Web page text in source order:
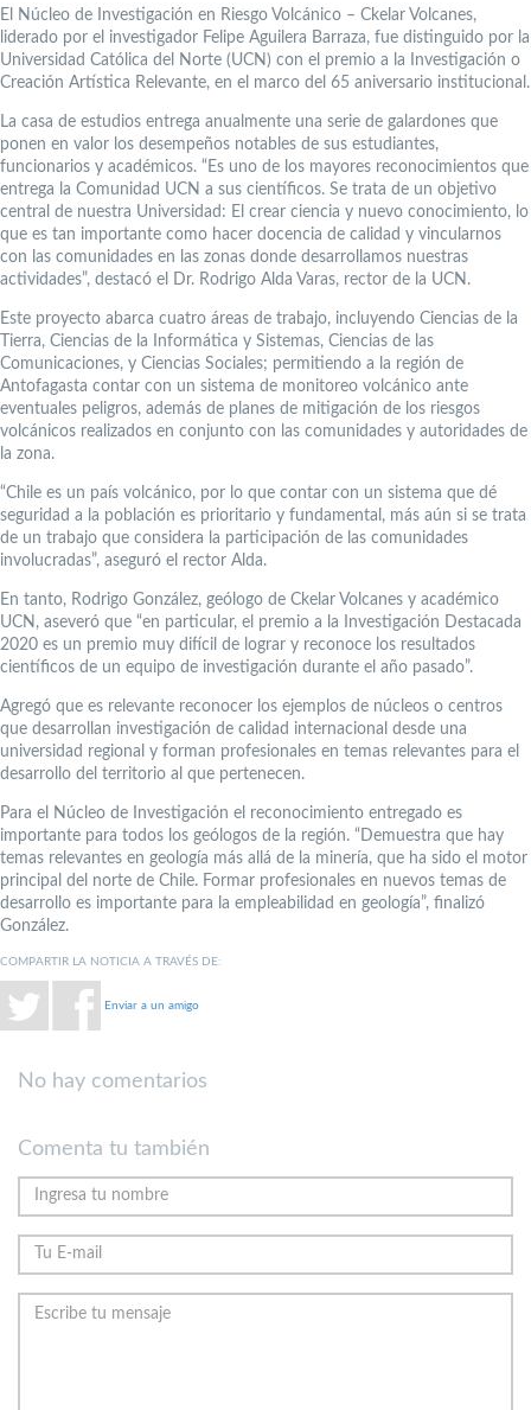
El Núcleo de Investigación en Riesgo Volcánico – Ckelar Volcanes,
liderado por el investigador Felipe Aguilera Barraza, fue distinguido por la
Universidad Católica del Norte (UCN) con el premio a la Investigación o
Creación Artística Relevante, en el marco del 65 aniversario institucional.
La casa de estudios entrega anualmente una serie de galardones que
ponen en valor los desempeños notables de sus estudiantes,
funcionarios y académicos. “Es uno de los mayores reconocimientos que
entrega la Comunidad UCN a sus científicos. Se trata de un objetivo
central de nuestra Universidad: El crear ciencia y nuevo conocimiento, lo
que es tan importante como hacer docencia de calidad y vincularnos
con las comunidades en las zonas donde desarrollamos nuestras
actividades”, destacó el Dr. Rodrigo Alda Varas, rector de la UCN.
Este proyecto abarca cuatro áreas de trabajo, incluyendo Ciencias de la
Tierra, Ciencias de la Informática y Sistemas, Ciencias de las
Comunicaciones, y Ciencias Sociales; permitiendo a la región de
Antofagasta contar con un sistema de monitoreo volcánico ante
eventuales peligros, además de planes de mitigación de los riesgos
volcánicos realizados en conjunto con las comunidades y autoridades de
la zona.
“Chile es un país volcánico, por lo que contar con un sistema que dé
seguridad a la población es prioritario y fundamental, más aún si se trata
de un trabajo que considera la participación de las comunidades
involucradas”, aseguró el rector Alda.
En tanto, Rodrigo González, geólogo de Ckelar Volcanes y académico
UCN, aseveró que “en particular, el premio a la Investigación Destacada
2020 es un premio muy difícil de lograr y reconoce los resultados
científicos de un equipo de investigación durante el año pasado”.
Agregó que es relevante reconocer los ejemplos de núcleos o centros
que desarrollan investigación de calidad internacional desde una
universidad regional y forman profesionales en temas relevantes para el
desarrollo del territorio al que pertenecen.
Para el Núcleo de Investigación el reconocimiento entregado es
importante para todos los geólogos de la región. “Demuestra que hay
temas relevantes en geología más allá de la minería, que ha sido el motor
principal del norte de Chile. Formar profesionales en nuevos temas de
desarrollo es importante para la empleabilidad en geología”, finalizó
González.
COMPARTIR LA NOTICIA A TRAVÉS DE:
Enviar a un amigo
No hay comentarios
Comenta tu también